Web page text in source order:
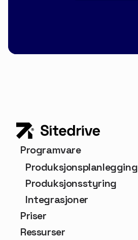
Programvare
Produksjonsplanlegging
Produksjonsstyring
Integrasjoner
Priser
Ressurser